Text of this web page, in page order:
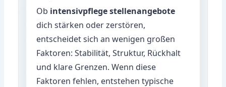
Ob intensivpflege stellenangebote
dich stärken oder zerstören,
entscheidet sich an wenigen großen
Faktoren: Stabilität, Struktur, Rückhalt
und klare Grenzen. Wenn diese
Faktoren fehlen, entstehen typische